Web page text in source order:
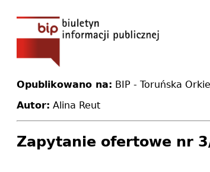
Opublikowano na: BIP - Toruńska
Autor: Alina Reut
Zapytanie ofertowe nr